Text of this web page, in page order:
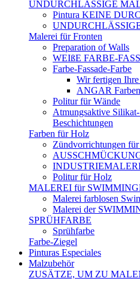
UNDURCHLÄSSIGE
Pintura KEINE
Malerei für Fronten
Preparation of Walls
WEIßE FARBE-
Farbe-Fassade-Farbe
Wir fertigen
ANGAR
Politur für Wände
Atmungsaktive
Beschichtungen
Farben für Holz
Zündvorrichtungen
Politur für Holz
MALEREI für
Malerei farblosen
Malerei der
SPRÜHFARBE
Sprühfarbe
Farbe-Ziegel
Pinturas Especiales
Malzubehör
ZUSÄTZE, UM ZU